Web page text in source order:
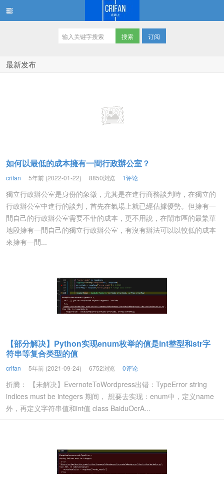
订阅
最新发布
如何以最低的成本擁有一間行政辦公室？
crifan 5年前 (2022-01-22) 8850浏览 1评论
獨立行政辦公室是身份的象徵，尤其是在進行商務談判時，在獨立的
行政辦公室中進行的談判，首先在氣場上就已經佔據優勢。但擁有一
間自己的行政辦公室需要不菲的成本，更不用說，在鬧市區的最繁華
地段擁有一間自己的獨立行政辦公室，有沒有辦法可以以較低的成本
來擁有一間...
【部分解决】Python实现enum枚举的值是int整型和str字
符串等复合类型的值
crifan 5年前 (2021-09-24) 6752浏览 0评论
折腾： 【未解决】EvernoteToWordpress出错：TypeError string
indices must be integers 期间， 想要去实现：enum中，定义name
外，再定义字符串值和int值 class BaiduOcrA...